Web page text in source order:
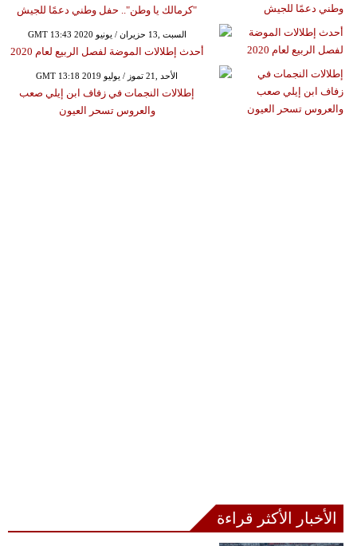
"كرمالك يا وطن".. حفل وطني دعمًا للجيش
GMT 13:43 2020 السبت ,13 حزيران / يونيو
أحدث إطلالات الموضة لفصل الربيع لعام 2020
GMT 13:18 2019 الأحد ,21 تموز / يوليو
إطلالات النجمات في زفاف ابن إيلي صعب
والعروس تسحر العيون
الأخبار الأكثر قراءة